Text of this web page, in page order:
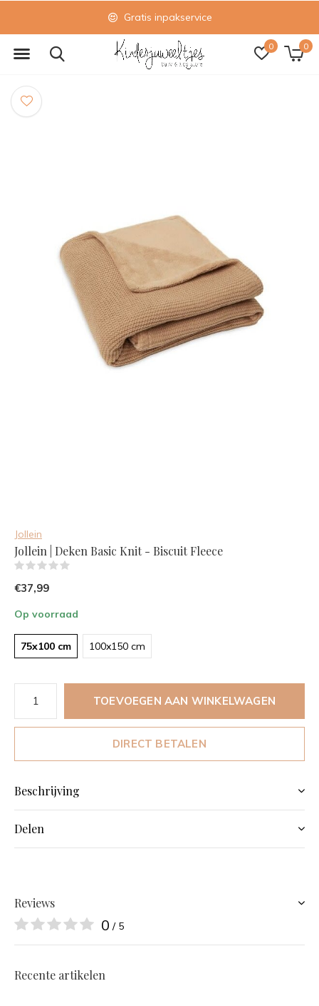
0 0
Gratis inpakservice
Jollein
Jollein | Deken Basic Knit - Biscuit Fleece
€37,99
Op voorraad
75x100 cm 100x150 cm
TOEVOEGEN AAN WINKELWAGEN
DIRECT BETALEN
Beschrijving
Delen
Reviews
0 / 5
Recente artikelen